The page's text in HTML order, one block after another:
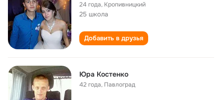
24 года, Кропивницкий
25 школа
Добавить в друзья
Юра Костенко
42 года, Павлоград